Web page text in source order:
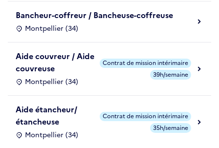
Bancheur-coffreur / Bancheuse-coffreuse
Montpellier (34)
Aide couvreur / Aide
couvreuse
Montpellier (34)
Contrat de mission intérimaire
39h/semaine
Aide étancheur/
étancheuse
Montpellier (34)
Contrat de mission intérimaire
35h/semaine